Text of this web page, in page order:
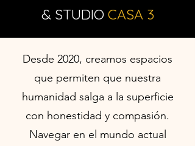
& STUDIO CASA 3
Desde 2020, creamos espacios
que permiten que nuestra
humanidad salga a la superficie
con honestidad y compasión.
Navegar en el mundo actual